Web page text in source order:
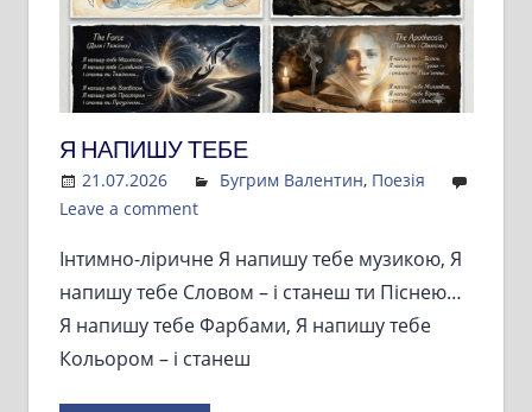
Я НАПИШУ ТЕБЕ
21.07.2026 Admin
Бугрим Валентин, Поезія
Leave a comment
Інтимно-ліричне Я напишу тебе музикою, Я
напишу тебе Словом – і станеш ти Піснею…
Я напишу тебе Фарбами, Я напишу тебе
Кольором – і станеш